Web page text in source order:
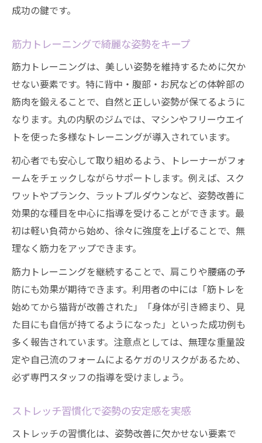
成功の鍵です。
筋力トレーニングで綺麗な姿勢をキープ
筋力トレーニングは、美しい姿勢を維持するために欠か
せない要素です。特に背中・腹部・お尻などの体幹部の
筋肉を鍛えることで、自然と正しい姿勢が保てるように
なります。丸の内駅のジムでは、マシンやフリーウエイ
トを使った多様なトレーニングが導入されています。
初心者でも安心して取り組めるよう、トレーナーがフォ
ームをチェックしながらサポートします。例えば、スク
ワットやプランク、ラットプルダウンなど、姿勢改善に
効果的な種目を中心に指導を受けることができます。最
初は軽い負荷から始め、徐々に強度を上げることで、無
理なく筋力をアップできます。
筋力トレーニングを継続することで、肩こりや腰痛の予
防にも効果が期待できます。利用者の中には「筋トレを
始めてから猫背が改善された」「身体が引き締まり、見
た目にも自信が持てるようになった」といった成功例も
多く報告されています。注意点としては、無理な重量設
定や自己流のフォームによるケガのリスクがあるため、
必ず専門スタッフの指導を受けましょう。
ストレッチ習慣化で姿勢の安定感を実感
ストレッチの習慣化は、姿勢改善に欠かせない要素で